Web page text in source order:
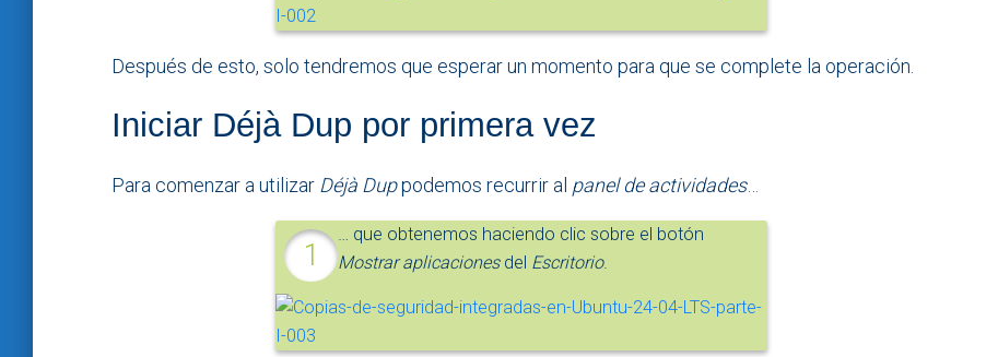
Después de esto, solo tendremos que esperar un momento para que se complete la operación.
Iniciar Déjà Dup por primera vez
Para comenzar a utilizar Déjà Duppodemos recurrir al panel de actividades…
… que obtenemos haciendo clic sobre el botón
Mostrar aplicacionesdel Escritorio.